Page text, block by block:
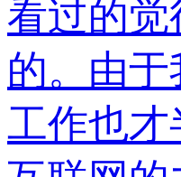
看过的
的。由
工作也才